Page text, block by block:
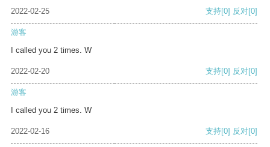
2022-02-25 支持[0] 反对[0]
游客
I called you 2 times. W
2022-02-20 支持[0] 反对[0]
游客
I called you 2 times. W
2022-02-16 支持[0] 反对[0]